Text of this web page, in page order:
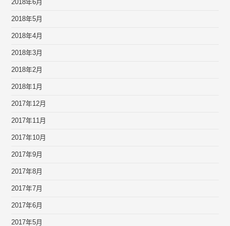
2018年6月
2018年5月
2018年4月
2018年3月
2018年2月
2018年1月
2017年12月
2017年11月
2017年10月
2017年9月
2017年8月
2017年7月
2017年6月
2017年5月